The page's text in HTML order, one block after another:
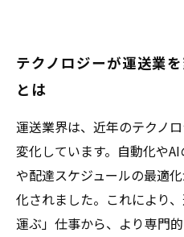
テクノロジーが運送業
とは
運送業界は、近年のテクノ
変化しています。自動化や
や配達スケジュールの最適
化されました。これにより
運ぶ」仕事から、より専門